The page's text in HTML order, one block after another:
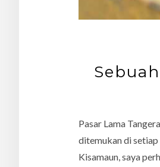
Pasar Lama
ditemukan di setiap
Kisamaun, saya